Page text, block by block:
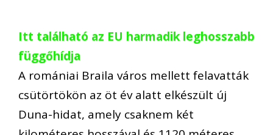
Itt található az EU harmadik leghosszabb
függőhídja
A romániai Braila város mellett felavatták
csütörtökön az öt év alatt elkészült új
Duna-hidat, amely csaknem két